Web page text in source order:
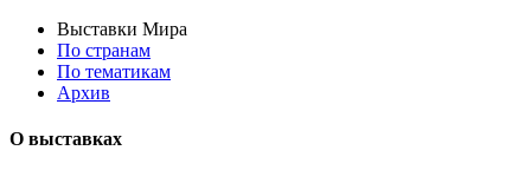
Выставки Мира
По странам
По тематикам
Архив
О выставках